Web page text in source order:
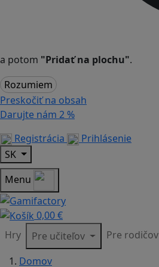
a potom "Pridať na plochu".
Rozumiem
Preskočiť na obsah
Darujte nám 2 %
Registrácia
Prihlásenie
SK
Menu
0,00 €
Hry
Pre učiteľov Pre rodičov
Domov